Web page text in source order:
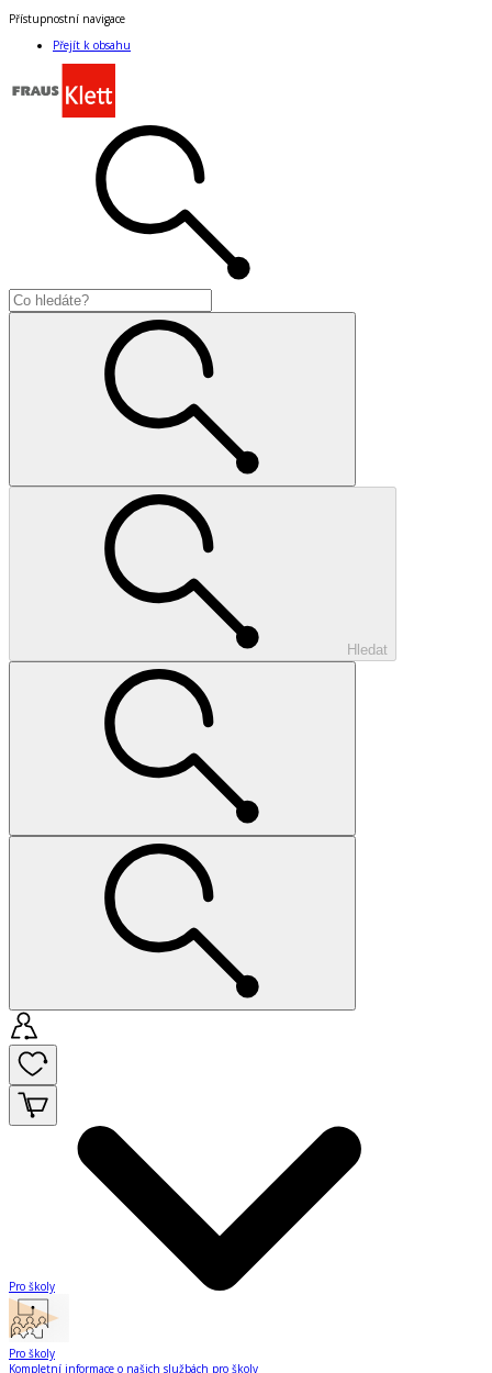
Přístupnostní navigace
Přejít k obsahu
Hledat
Pro školy
Pro školy
Kompletní informace o našich službách pro školy